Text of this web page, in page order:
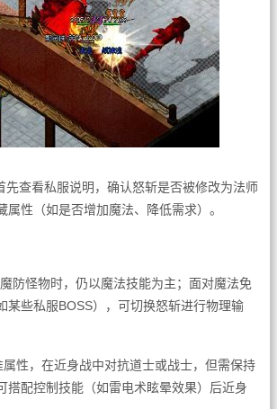
先查看私服说明，确认怒斩是否被修改为法师
属性（如是否增加魔法、降低需求）。
防怪物时，仍以魔法技能为主；面对魔法免
某些私服BOSS），可切换怒斩进行物理输
性，在近身战中对抗道士或战士，但需保持
搭配控制技能（如雷电术眩晕效果）后近身